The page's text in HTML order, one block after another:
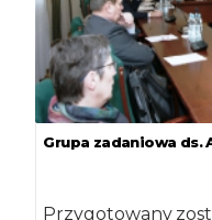
Grupa zadaniowa ds.
Przygotowany